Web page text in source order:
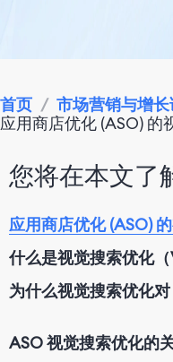
首页 / 市场营销与增
应用商店优化 (ASO) 的
您将在本文了
应用商店优化 (ASO)
什么是视觉搜索优化（
为什么视觉搜索优化
ASO 视觉搜索优化的